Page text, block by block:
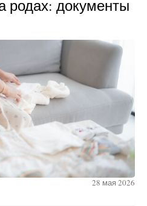
родах: документы
28 мая 2026